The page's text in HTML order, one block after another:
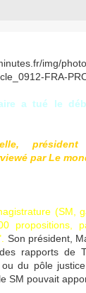
a tué le
par Le
(SM,
propositions,
Son président,
rapports de
du pôle
SM pouvait